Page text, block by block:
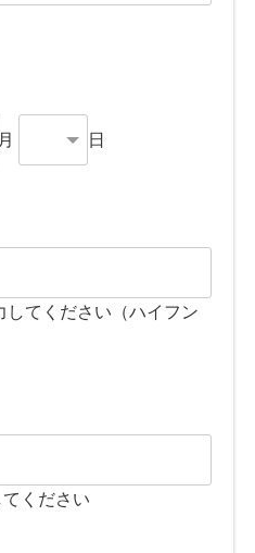
月 日
てください（ハイフン
ください